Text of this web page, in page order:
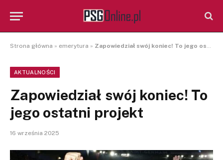
Strona główna » emerytura » Zapowiedział swój koniec! To jego ostatni projekt
AKTUALNOŚCI
Zapowiedział swój koniec! To
jego ostatni projekt
16 września 2025